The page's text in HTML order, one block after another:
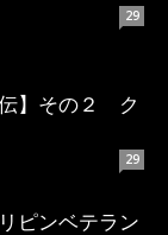
29
伝】その２ ク
29
ピンベテラン